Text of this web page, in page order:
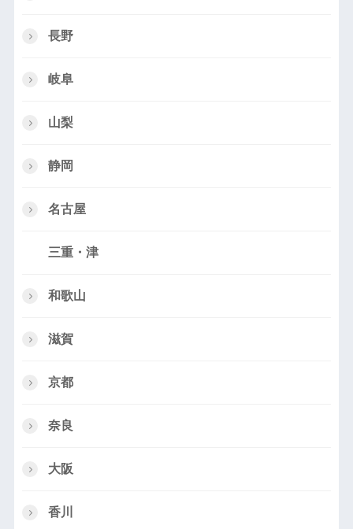
長野
岐阜
山梨
静岡
名古屋
三重・津
和歌山
滋賀
京都
奈良
大阪
香川